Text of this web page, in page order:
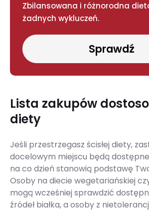
Zbilansowana i różnorodna
żadnych wykluczeń.
Sprawdź
Lista zakupów
diety
Jeśli przestrzegasz ścisłej diety,
docelowym miejscu będą
na co dzień stanowią podstawę
Osoby na diecie wegetariańskiej
mogą wcześniej sprawdzić
źródeł białka, a osoby z